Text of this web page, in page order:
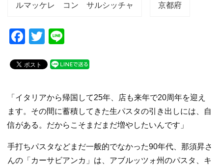
ルマッケレ コン サルシッチャ 京都府
F
c
b
o
o
k
T
tt
e
「イタリアから帰国して25年、店も来年で20周年を迎え
ます。その間に蓄積してきた生パスタの引き出しには、自
信がある。だからこそまだまだ増やしたいんです」
手打ちパスタなどまだ一般的でなかった90年代、那須昇さ
んの「カーサビアンカ」は、アブルッツォ州のパスタ、キ